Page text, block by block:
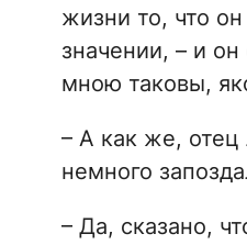
жизни то, что
значении, – и
мною таковы,
– А как же, отец
немного
– Да, сказано,